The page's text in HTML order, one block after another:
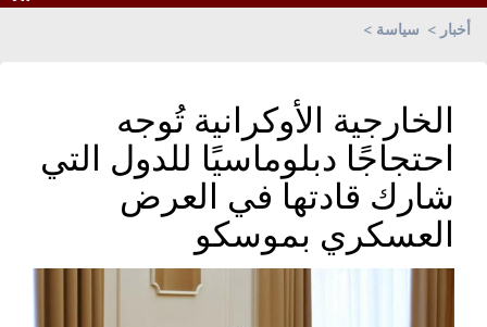
أخبار سياسة
الخارجية الأوكرانية تُوجه
احتجاجًا دبلوماسيًا للدول التي
شارك قادتها في العرض
العسكري بموسكو